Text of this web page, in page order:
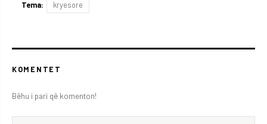
Tema: kryesore
KOMENTET
Bëhu i pari që komenton!